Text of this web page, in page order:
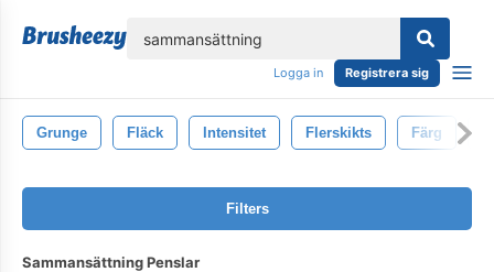
Logga in Registrera sig
Grunge Fläck Intensitet Flerskikts Färg
Filters
Sammansättning Penslar